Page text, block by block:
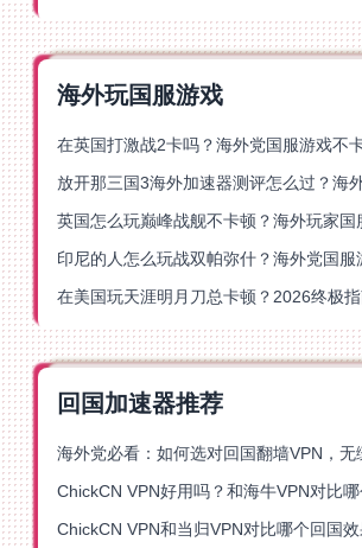
海外玩国服游戏
回国加速器推荐